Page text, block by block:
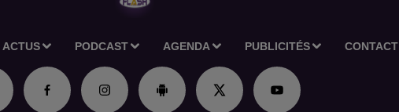
ACTUS PODCAST AGENDA PUBLICITÉS CONTACT